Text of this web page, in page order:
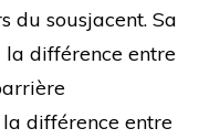
du sousjacent. Sa
différence entre
différence entre